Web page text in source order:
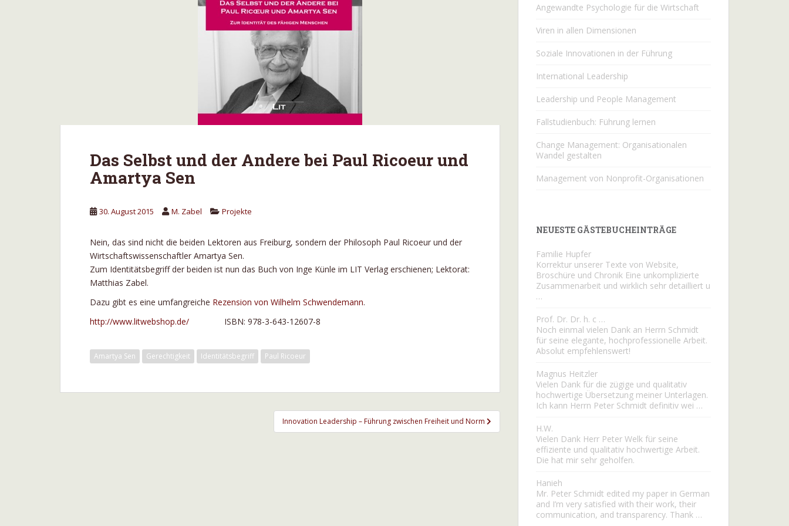
Das Selbst und der Andere bei Paul Ricoeur und
Amartya Sen
30. August 2015 M. Zabel Projekte
Nein, das sind nicht die beiden Lektoren aus Freiburg, sondern der Philosoph Paul Ricoeur und der
Wirtschaftswissenschaftler Amartya Sen.
Zum Identitätsbegriff der beiden ist nun das Buch von Inge Künle im LIT Verlag erschienen; Lektorat:
Matthias Zabel.
Dazu gibt es eine umfangreiche Rezension von Wilhelm Schwendemann.
http://www.litwebshop.de/ ISBN: 978-3-643-12607-8
Amartya Sen Gerechtigkeit Identitätsbegriff Paul Ricoeur
Innovation Leadership – Führung zwischen Freiheit und Norm
Angewandte Psychologie für die Wirtschaft
Viren in allen Dimensionen
Soziale Innovationen in der Führung
International Leadership
Leadership und People Management
Fallstudienbuch: Führung lernen
Change Management: Organisationalen
Wandel gestalten
Management von Nonprofit-Organisationen
NEUESTE GÄSTEBUCHEINTRÄGE
Familie Hupfer
Korrektur unserer Texte von Website,
Broschüre und Chronik Eine unkomplizierte
Zusammenarbeit und wirklich sehr detailliert u
…
Prof. Dr. Dr. h. c …
Noch einmal vielen Dank an Herrn Schmidt
für seine elegante, hochprofessionelle Arbeit.
Absolut empfehlenswert!
Magnus Heitzler
Vielen Dank für die zügige und qualitativ
hochwertige Übersetzung meiner Unterlagen.
Ich kann Herrn Peter Schmidt definitiv wei …
H.W.
Vielen Dank Herr Peter Welk für seine
effiziente und qualitativ hochwertige Arbeit.
Die hat mir sehr geholfen.
Hanieh
Mr. Peter Schmidt edited my paper in German
and I’m very satisfied with their work, their
communication, and transparency. Thank …